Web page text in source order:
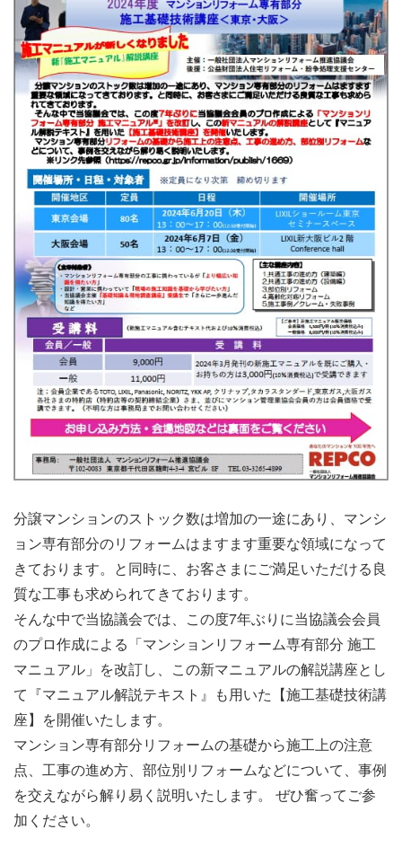
分譲マンションのストック数は増加の一途にあり、マンシ
ョン専有部分のリフォームはますます重要な領域になって
きております。と同時に、お客さまにご満足いただける良
質な工事も求められてきております。
そんな中で当協議会では、この度7年ぶりに当協議会会員
のプロ作成による「マンションリフォーム専有部分 施工
マニュアル」を改訂し、この新マニュアルの解説講座とし
て『マニュアル解説テキスト』も用いた【施工基礎技術講
座】を開催いたします。
マンション専有部分リフォームの基礎から施工上の注意
点、工事の進め方、部位別リフォームなどについて、事例
を交えながら解り易く説明いたします。 ぜひ奮ってご参
加ください。